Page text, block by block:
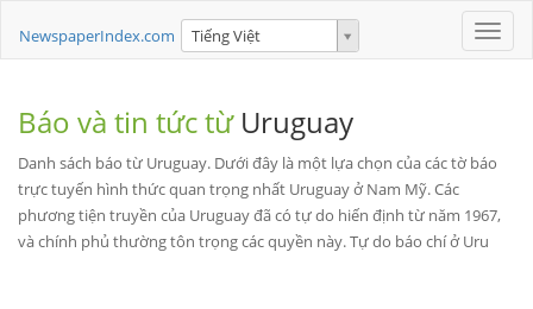
Toggle
NewspaperIndex.com Tiếng Việt
Báo và tin tức từ Uruguay
Danh sách báo từ Uruguay. Dưới đây là một lựa chọn của các tờ báo
trực tuyến hình thức quan trọng nhất Uruguay ở Nam Mỹ. Các
phương tiện truyền của Uruguay đã có tự do hiến định từ năm 1967,
và chính phủ thường tôn trọng các quyền này. Tự do báo chí ở Uru